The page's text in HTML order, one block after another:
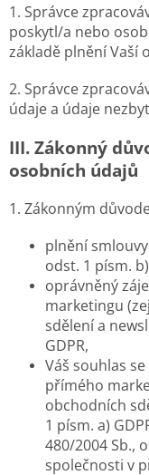
1. Správce
poskytl/a nebo
základě plnění Vaší
2. Správce
údaje a údaje
III. Zákonný
osobních údajů
1. Zákonným
plnění
odst. 1 písm.
oprávněný
marketingu
sdělení a
GDPR,
Váš souhlas
přímého
obchodních
1 písm. a)
480/2004 Sb.,
společnosti v